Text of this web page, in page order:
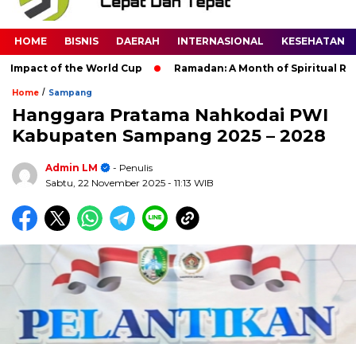
HOME BISNIS DAERAH INTERNASIONAL KESEHATAN
of the World Cup Ramadan: A Month of Spiritual
Home / Sampang
Hanggara Pratama Nahkodai PWI
Kabupaten Sampang 2025 – 2028
Admin LM
- Penulis
Sabtu, 22 November 2025 - 11:13 WIB